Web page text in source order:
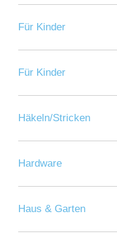
Für Kinder
Für Kinder
Häkeln/Stricken
Hardware
Haus & Garten